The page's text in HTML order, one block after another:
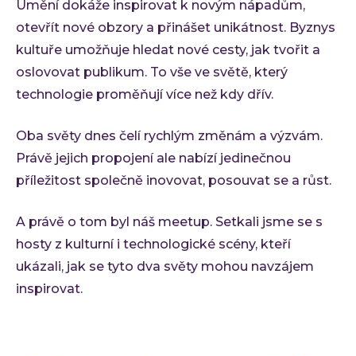
Umění dokáže inspirovat k novým nápadům,
otevřít nové obzory a přinášet unikátnost. Byznys
kultuře umožňuje hledat nové cesty, jak tvořit a
oslovovat publikum. To vše ve světě, který
technologie proměňují více než kdy dřív.
Oba světy dnes čelí rychlým změnám a výzvám.
Právě jejich propojení ale nabízí jedinečnou
příležitost společně inovovat, posouvat se a růst.
A právě o tom byl náš meetup. Setkali jsme se s
hosty z kulturní i technologické scény, kteří
ukázali, jak se tyto dva světy mohou navzájem
inspirovat.